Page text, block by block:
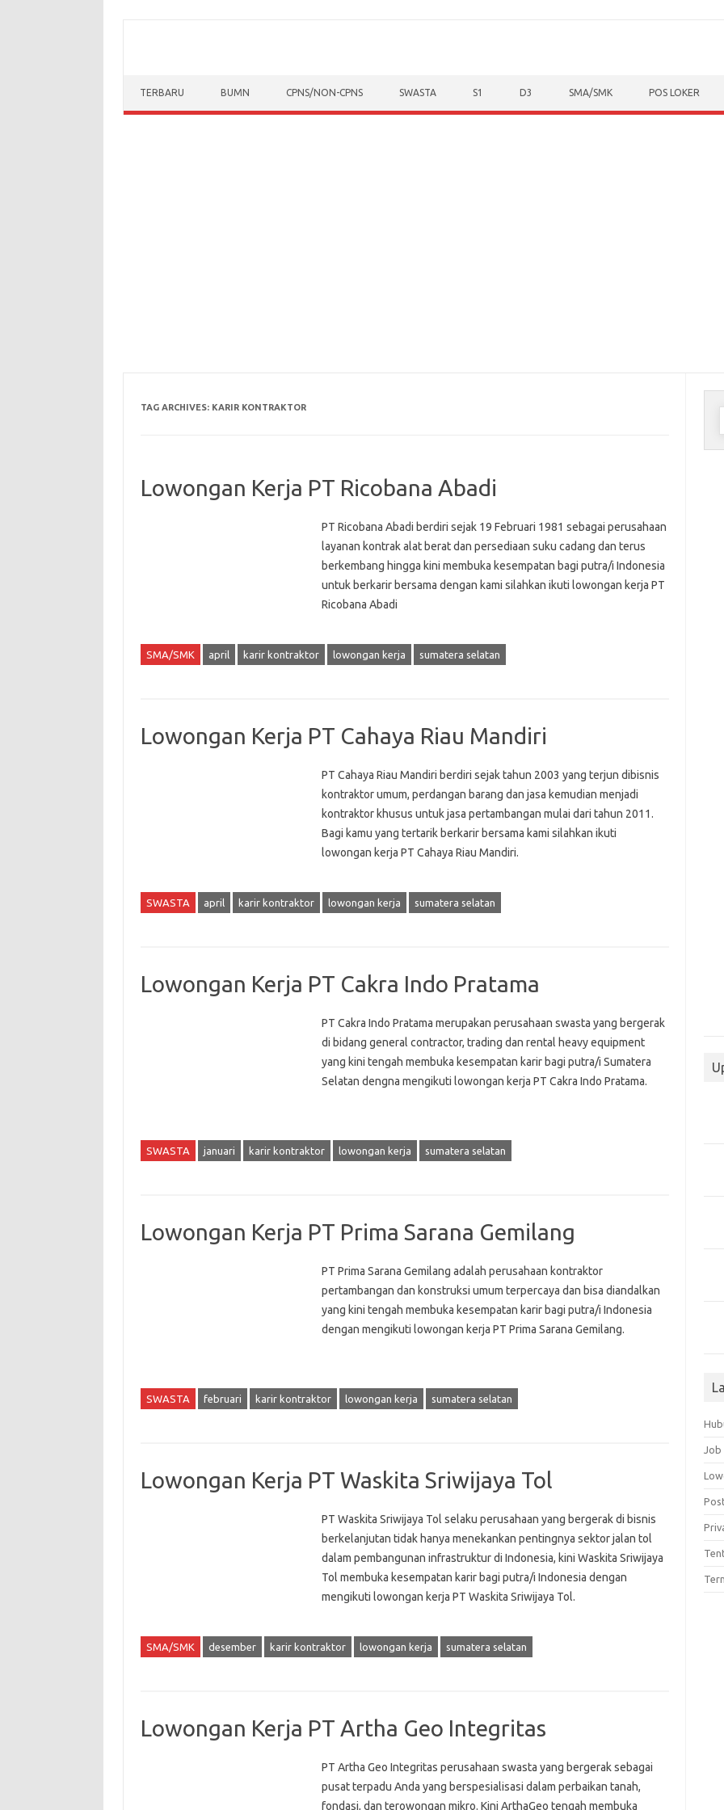
TERBARU BUMN CPNS/NON-CPNS SWASTA S1 D3 SMA/SMK POS LOKER
TAG ARCHIVES: KARIR KONTRAKTOR
Lowongan Kerja PT Ricobana Abadi
PT Ricobana Abadi berdiri sejak 19 Februari 1981 sebagai perusahaan
layanan kontrak alat berat dan persediaan suku cadang dan terus
berkembang hingga kini membuka kesempatan bagi putra/i Indonesia
untuk berkarir bersama dengan kami silahkan ikuti lowongan kerja PT
Ricobana Abadi
SMA/SMK april karir kontraktor lowongan kerja sumatera selatan
Lowongan Kerja PT Cahaya Riau Mandiri
PT Cahaya Riau Mandiri berdiri sejak tahun 2003 yang terjun dibisnis
kontraktor umum, perdangan barang dan jasa kemudian menjadi
kontraktor khusus untuk jasa pertambangan mulai dari tahun 2011.
Bagi kamu yang tertarik berkarir bersama kami silahkan ikuti
lowongan kerja PT Cahaya Riau Mandiri.
SWASTA april karir kontraktor lowongan kerja sumatera selatan
Lowongan Kerja PT Cakra Indo Pratama
PT Cakra Indo Pratama merupakan perusahaan swasta yang bergerak
di bidang general contractor, trading dan rental heavy equipment
yang kini tengah membuka kesempatan karir bagi putra/i Sumatera
Selatan dengna mengikuti lowongan kerja PT Cakra Indo Pratama.
SWASTA januari karir kontraktor lowongan kerja sumatera selatan
Lowongan Kerja PT Prima Sarana Gemilang
PT Prima Sarana Gemilang adalah perusahaan kontraktor
pertambangan dan konstruksi umum terpercaya dan bisa diandalkan
yang kini tengah membuka kesempatan karir bagi putra/i Indonesia
dengan mengikuti lowongan kerja PT Prima Sarana Gemilang.
SWASTA februari karir kontraktor lowongan kerja sumatera selatan
Lowongan Kerja PT Waskita Sriwijaya Tol
PT Waskita Sriwijaya Tol selaku perusahaan yang bergerak di bisnis
berkelanjutan tidak hanya menekankan pentingnya sektor jalan tol
dalam pembangunan infrastruktur di Indonesia, kini Waskita Sriwijaya
Tol membuka kesempatan karir bagi putra/i Indonesia dengan
mengikuti lowongan kerja PT Waskita Sriwijaya Tol.
SMA/SMK desember karir kontraktor lowongan kerja sumatera selatan
Lowongan Kerja PT Artha Geo Integritas
PT Artha Geo Integritas perusahaan swasta yang bergerak sebagai
pusat terpadu Anda yang berspesialisasi dalam perbaikan tanah,
fondasi, dan terowongan mikro. Kini ArthaGeo tengah membuka